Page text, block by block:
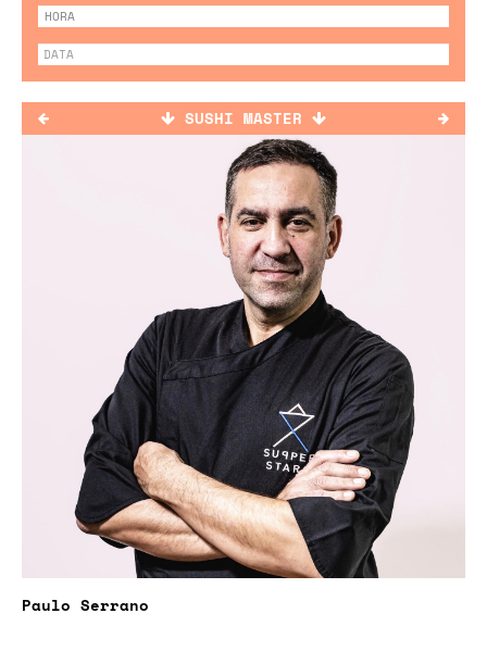
SUSHI MASTER
Paulo Serrano